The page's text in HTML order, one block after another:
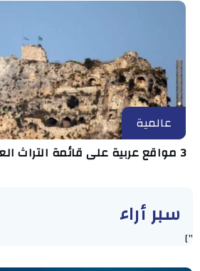
عالمية
3 مواقع عربية على قائمة التراث العالمي المهدد بالخطر
سبر أراء
"]